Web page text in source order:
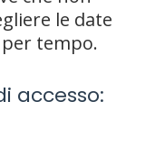
le date
tempo.
accesso: